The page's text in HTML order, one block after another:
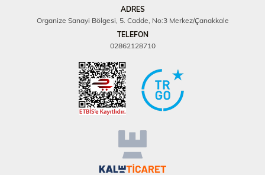
ADRES
Organize Sanayi Bölgesi, 5. Cadde, No:3 Merkez/Çanakkale
TELEFON
02862128710